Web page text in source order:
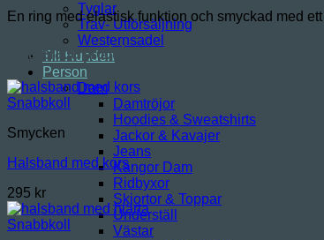
Tyglar
Trav- Utförsäljning
Westernsadel
Till Hunden
Person
Dam
Damtröjor
Hoodies & Sweatshirts
Jackor & Kavajer
Jeans
Kängor Dam
Ridbyxor
Skjortor & Toppar
Underställ
Västar
En ring med elastisk funktion och smyckad med
Relaterade produkter
Snabbkoll
Smycken
Halsband med kors
295 kr
Snabbkoll